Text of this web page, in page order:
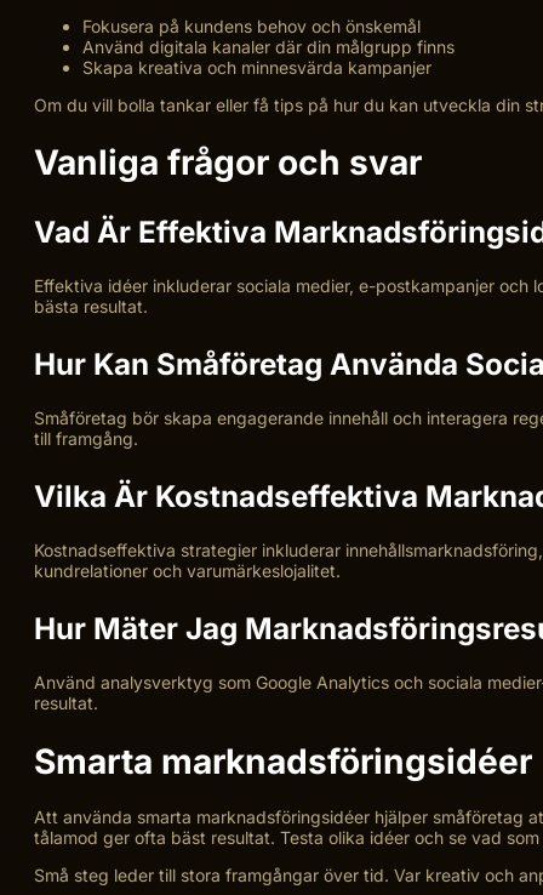
Fokusera på kundens behov och önskemål
Använd digitala kanaler där din målgrupp finns
Skapa kreativa och minnesvärda kampanjer
Om du vill bolla tankar eller få tips på hur du kan utveckla din
Vanliga frågor och svar
Vad Är Effektiva
Effektiva idéer inkluderar sociala medier, e-postkampanjer
bästa resultat.
Hur Kan Småföretag Använda
Småföretag bör skapa engagerande innehåll och interagera
till framgång.
Vilka Är Kostnadseffektiva
Kostnadseffektiva strategier inkluderar
kundrelationer och varumärkeslojalitet.
Hur Mäter Jag
Använd analysverktyg som Google Analytics och sociala
resultat.
Smarta marknadsföringsidéer
Att använda smarta marknadsföringsidéer hjälper småföretag
tålamod ger ofta bäst resultat. Testa olika idéer och se vad
Små steg leder till stora framgångar över tid. Var kreativ och